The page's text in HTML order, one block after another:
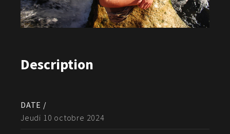
Description
DATE /
Jeudi 10 octobre 2024